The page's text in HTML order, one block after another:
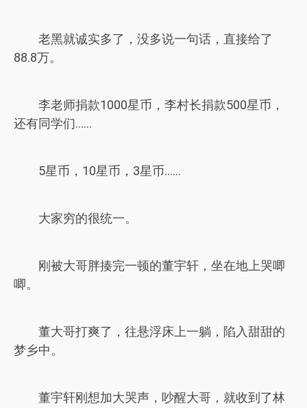
老黑就诚实多了，没多说一句话，直接给了
88.8万。
李老师捐款1000星币，李村长捐款500星币，
还有同学们……
5星币，10星币，3星币……
大家穷的很统一。
刚被大哥胖揍完一顿的董宇轩，坐在地上哭唧
唧。
董大哥打爽了，往悬浮床上一躺，陷入甜甜的
梦乡中。
董宇轩刚想加大哭声，吵醒大哥，就收到了林